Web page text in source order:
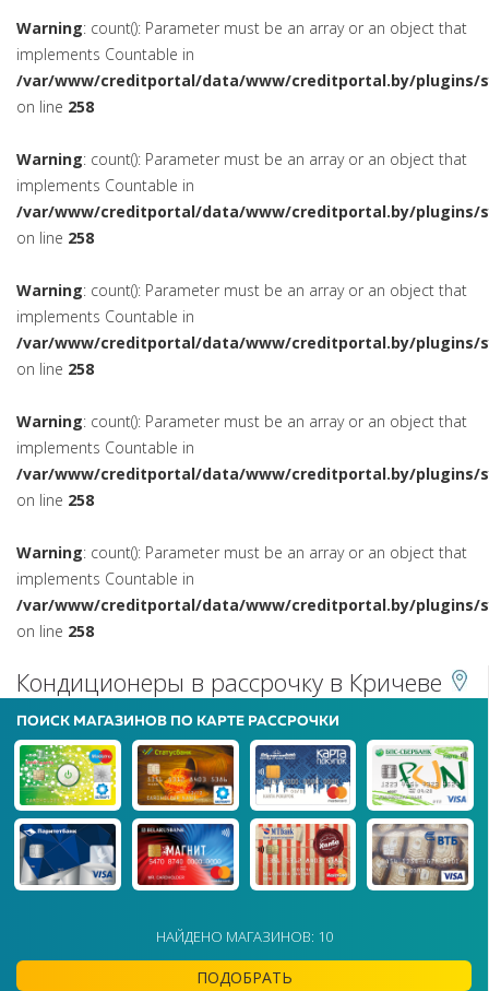
Warning: count(): Parameter must be an array or an object that
implements Countable in
/var/www/creditportal/data/www/creditportal.by/plugins/
on line 258
Warning: count(): Parameter must be an array or an object that
implements Countable in
/var/www/creditportal/data/www/creditportal.by/plugins/
on line 258
Warning: count(): Parameter must be an array or an object that
implements Countable in
/var/www/creditportal/data/www/creditportal.by/plugins/
on line 258
Warning: count(): Parameter must be an array or an object that
implements Countable in
/var/www/creditportal/data/www/creditportal.by/plugins/
on line 258
Warning: count(): Parameter must be an array or an object that
implements Countable in
/var/www/creditportal/data/www/creditportal.by/plugins/
on line 258
Кондиционеры в рассрочку в Кричеве
ПОИСК МАГАЗИНОВ ПО КАРТЕ РАССРОЧКИ
НАЙДЕНО МАГАЗИНОВ: 10
ПОДОБРАТЬ